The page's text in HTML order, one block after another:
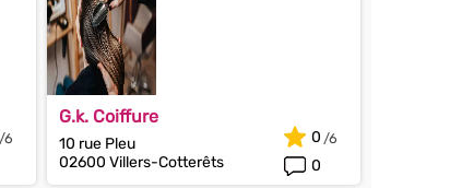
G.k. Coiffure
10 rue Pleu
02600 Villers-Cotterêts
0
0